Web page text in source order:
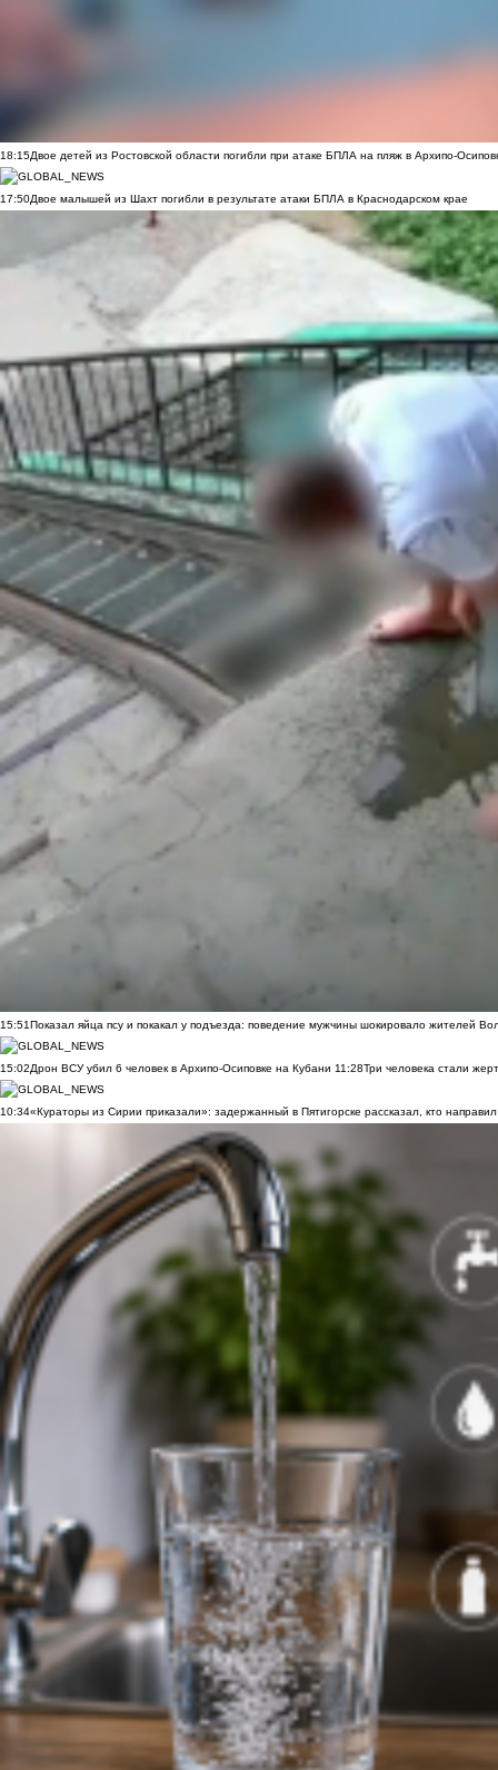
18:15Двое детей из Ростовской области погибли при атаке БПЛА на пляж в Архипо-
17:50Двое малышей из Шахт погибли в результате атаки БПЛА в Краснодарском крае
15:51Показал яйца псу и покакал у подъезда: поведение мужчины шокировало жителей
15:02Дрон ВСУ убил 6 человек в Архипо-Осиповке на Кубани 11:28Три человека стали
10:34«Кураторы из Сирии приказали»: задержанный в Пятигорске рассказал, кто направил